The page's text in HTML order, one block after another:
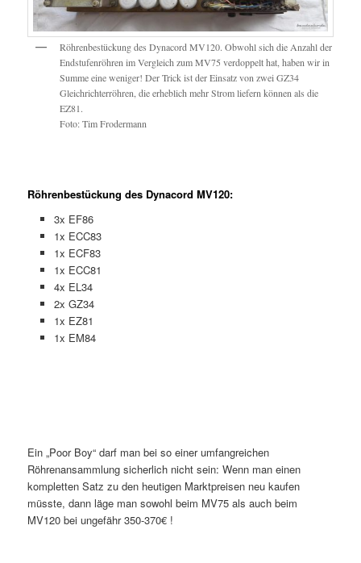
Röhrenbestückung des Dynacord MV120. Obwohl sich die Anzahl der
Endstufenröhren im Vergleich zum MV75 verdoppelt hat, haben wir in
Summe eine weniger! Der Trick ist der Einsatz von zwei GZ34
Gleichrichterröhren, die erheblich mehr Strom liefern können als die
EZ81.
Foto: Tim Frodermann
Röhrenbestückung des Dynacord MV120:
3x EF86
1x ECC83
1x ECF83
1x ECC81
4x EL34
2x GZ34
1x EZ81
1x EM84
Ein „Poor Boy“ darf man bei so einer umfangreichen
Röhrenansammlung sicherlich nicht sein: Wenn man einen
kompletten Satz zu den heutigen Marktpreisen neu kaufen
müsste, dann läge man sowohl beim MV75 als auch beim
MV120 bei ungefähr 350-370€ !